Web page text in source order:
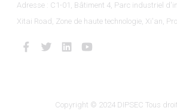
Adresse : C1-01, Bâtiment 4, Parc industriel
Xitai Road, Zone de haute technologie, Xi'an,
Copyright © 2024 DIPSEC Tous